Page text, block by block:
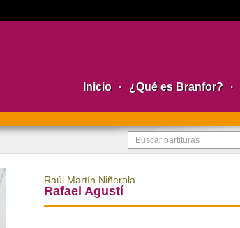
Inicio · ¿Qué es Branfor? ·
Raúl Martín Niñerola
Rafael Agustí